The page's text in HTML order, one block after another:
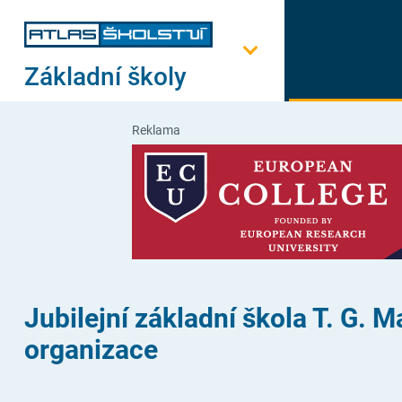
Základní školy
Reklama
Jubilejní základní škola T. G.
organizace